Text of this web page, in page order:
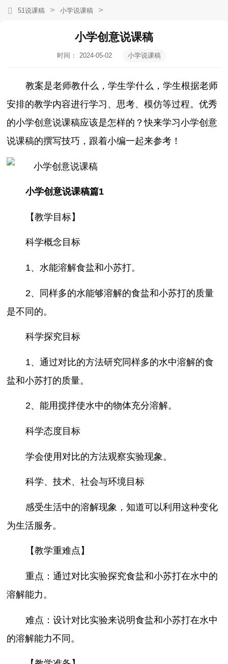
51说课稿 > 小学说课稿 >
小学创意说课稿
时间：
2024-05-02
小学说课稿
教案是老师教什么，学生学什么，学生根据老师
安排的教学内容进行学习、思考、模仿等过程。优秀
的小学创意说课稿应该是怎样的？快来学习小学创意
说课稿的撰写技巧，跟着小编一起来参考！
小学创意说课稿篇1
【教学目标】
科学概念目标
1、水能溶解食盐和小苏打。
2、同样多的水能够溶解的食盐和小苏打的质量
是不同的。
科学探究目标
1、通过对比的方法研究同样多的水中溶解的食
盐和小苏打的质量。
2、能用搅拌使水中的物体充分溶解。
科学态度目标
学会使用对比的方法观察实验现象。
科学、技术、社会与环境目标
感受生活中的溶解现象，知道可以利用这种变化
为生活服务。
【教学重难点】
重点：通过对比实验探究食盐和小苏打在水中的
溶解能力。
难点：设计对比实验来说明食盐和小苏打在水中
的溶解能力不同。